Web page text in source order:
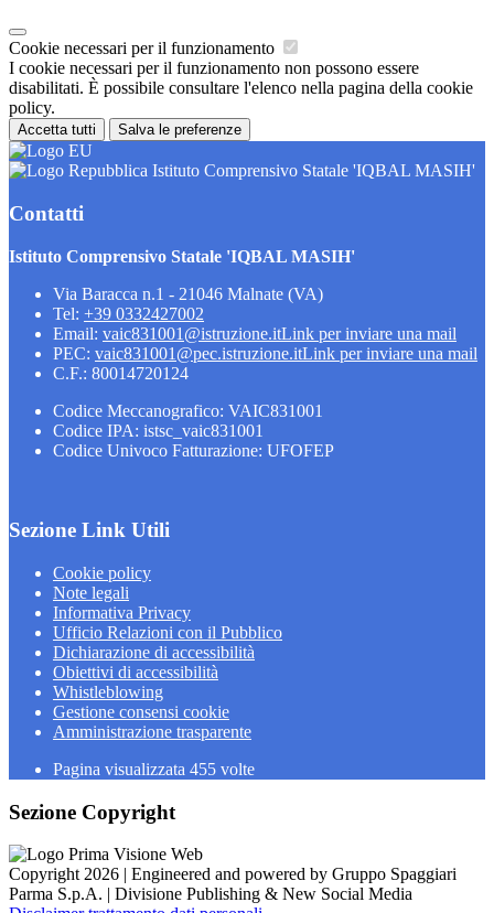
Cookie necessari per il funzionamento
I cookie necessari per il funzionamento non possono essere
disabilitati. È possibile consultare l'elenco nella pagina della cookie
policy.
Accetta tutti Salva le preferenze
Istituto Comprensivo Statale 'IQBAL MASIH'
Contatti
Istituto Comprensivo Statale 'IQBAL MASIH'
Via Baracca n.1 - 21046 Malnate (VA)
Tel: +39 0332427002
Email: vaic831001@istruzione.itLink per inviare una mail
PEC: vaic831001@pec.istruzione.itLink per inviare una mail
C.F.: 80014720124
Codice Meccanografico: VAIC831001
Codice IPA: istsc_vaic831001
Codice Univoco Fatturazione: UFOFEP
Sezione Link Utili
Cookie policy
Note legali
Informativa Privacy
Ufficio Relazioni con il Pubblico
Dichiarazione di accessibilità
Obiettivi di accessibilità
Whistleblowing
Gestione consensi cookie
Amministrazione trasparente
Pagina visualizzata 455 volte
Sezione Copyright
Copyright 2026 | Engineered and powered by Gruppo Spaggiari
Parma S.p.A. | Divisione Publishing & New Social Media